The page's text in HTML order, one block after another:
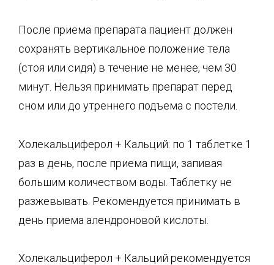
После приема препарата пациент должен
сохранять вертикальное положение тела
(стоя или сидя) в течение не менее, чем 30
минут. Нельзя принимать препарат перед
сном или до утреннего подъема с постели.
Холекальциферол + Кальций: по 1 таблетке 1
раз в день, после приема пищи, запивая
большим количеством воды. Таблетку не
разжевывать. Рекомендуется принимать в
день приема алендроновой кислоты.
Холекальциферол + Кальций рекомендуется